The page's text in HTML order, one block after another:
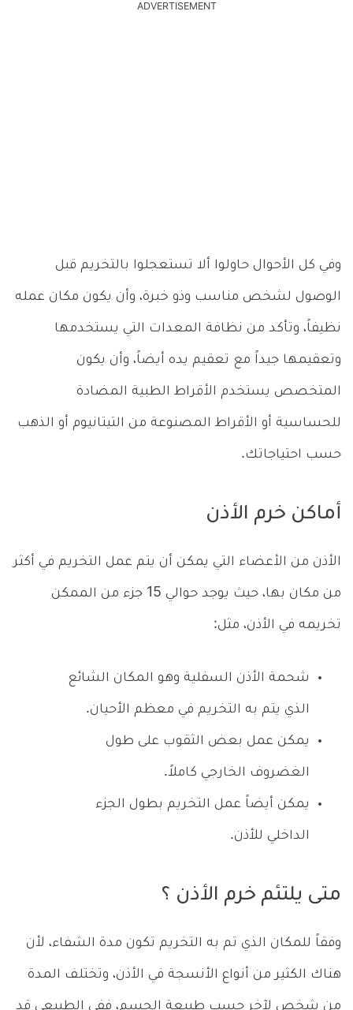
ADVERTISEMENT
وفي كل الأحوال حاولوا ألا تستعجلوا بالتخريم قبل
الوصول لشخص مناسب وذو خبرة، وأن يكون مكان عمله
نظيفاً، وتأكد من نظافة المعدات التي يستخدمها
وتعقيمها جيداً مع تعقيم يده أيضاً، وأن يكون
المتخصص يستخدم الأقراط الطبية المضادة
للحساسية أو الأقراط المصنوعة من التيتانيوم أو الذهب
حسب احتياجاتك.
أماكن خرم الأذن
الأذن من الأعضاء التي يمكن أن يتم عمل التخريم في أكثر
من مكان بها، حيث يوجد حوالي 15 جزء من الممكن
تخريمه في الأذن، مثل:
شحمة الأذن السفلية وهو المكان الشائع
الذي يتم به التخريم في معظم الأحيان.
يمكن عمل بعض الثقوب على طول
الغضروف الخارجي كاملاً.
يمكن أيضاً عمل التخريم بطول الجزء
الداخلي للأذن.
متى يلتئم خرم الأذن ؟
وفقاً للمكان الذي تم به التخريم تكون مدة الشفاء، لأن
هناك الكثير من أنواع الأنسجة في الأذن، وتختلف المدة
من شخص لآخر حسب طبيعة الجسم، ففي الطبيعي قد